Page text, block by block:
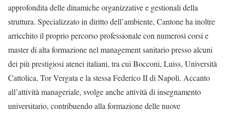
approfondita delle dinamiche organizzative e gestionali della
struttura. Specializzato in diritto dell’ambiente, Cantone ha inoltre
arricchito il proprio percorso professionale con numerosi corsi e
master di alta formazione nel management sanitario presso alcuni
dei più prestigiosi atenei italiani, tra cui Bocconi, Luiss, Università
Cattolica, Tor Vergata e la stessa Federico II di Napoli. Accanto
all’attività manageriale, svolge anche attività di insegnamento
universitario, contribuendo alla formazione delle nuove